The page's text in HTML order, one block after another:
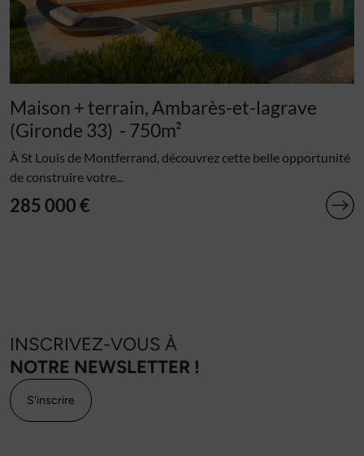
Maison + terrain, Ambarès-et-lagrave
(Gironde 33) - 750m²
À St Louis de Montferrand, découvrez cette belle opportunité
de construire votre...
285 000 €
INSCRIVEZ-VOUS À
NOTRE NEWSLETTER !
S'inscrire